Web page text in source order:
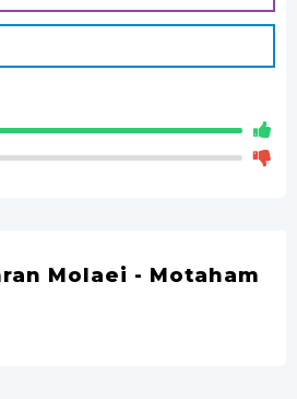
Molaei - Motaham